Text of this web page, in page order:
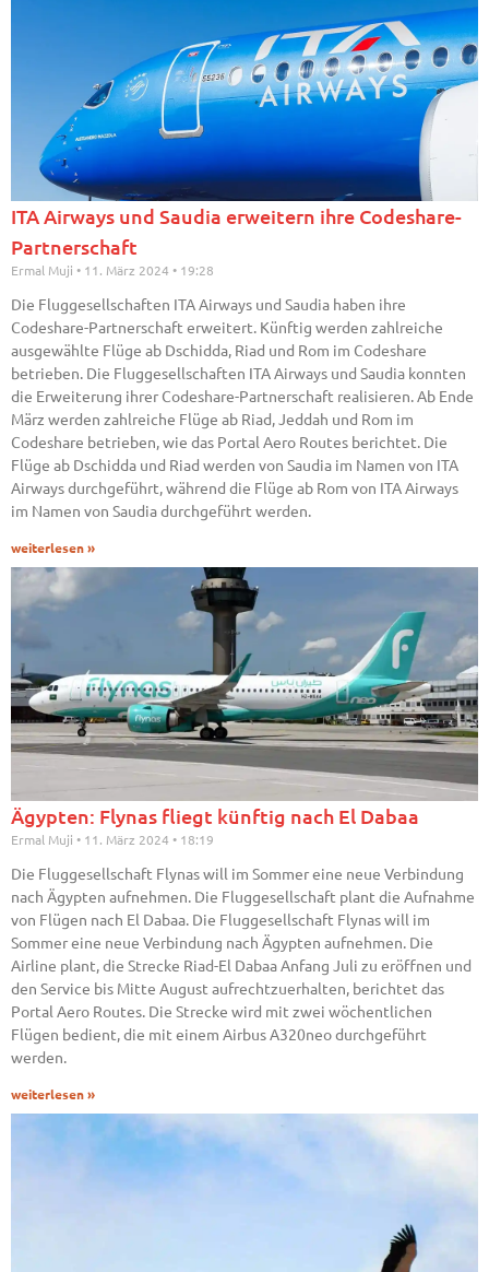
ITA Airways und Saudia erweitern ihre Codeshare-
Partnerschaft
Ermal Muji 11. März 2024 19:28
Die Fluggesellschaften ITA Airways und Saudia haben ihre
Codeshare-Partnerschaft erweitert. Künftig werden zahlreiche
ausgewählte Flüge ab Dschidda, Riad und Rom im Codeshare
betrieben. Die Fluggesellschaften ITA Airways und Saudia konnten
die Erweiterung ihrer Codeshare-Partnerschaft realisieren. Ab Ende
März werden zahlreiche Flüge ab Riad, Jeddah und Rom im
Codeshare betrieben, wie das Portal Aero Routes berichtet. Die
Flüge ab Dschidda und Riad werden von Saudia im Namen von ITA
Airways durchgeführt, während die Flüge ab Rom von ITA Airways
im Namen von Saudia durchgeführt werden.
weiterlesen »
Ägypten: Flynas fliegt künftig nach El Dabaa
Ermal Muji 11. März 2024 18:19
Die Fluggesellschaft Flynas will im Sommer eine neue Verbindung
nach Ägypten aufnehmen. Die Fluggesellschaft plant die Aufnahme
von Flügen nach El Dabaa. Die Fluggesellschaft Flynas will im
Sommer eine neue Verbindung nach Ägypten aufnehmen. Die
Airline plant, die Strecke Riad-El Dabaa Anfang Juli zu eröffnen und
den Service bis Mitte August aufrechtzuerhalten, berichtet das
Portal Aero Routes. Die Strecke wird mit zwei wöchentlichen
Flügen bedient, die mit einem Airbus A320neo durchgeführt
werden.
weiterlesen »